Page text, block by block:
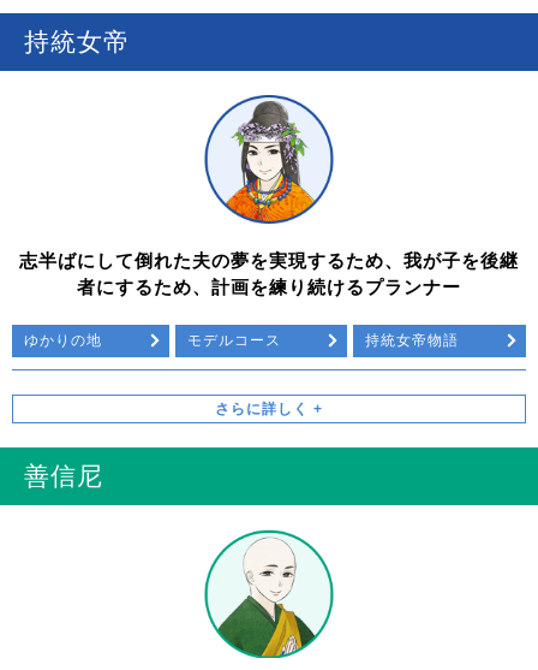
持統女帝
志半ばにして倒れた夫の夢を実現するため、我が子を後継
者にするため、計画を練り続けるプランナー
ゆかりの地 モデルコース 持統女帝物語
善信尼